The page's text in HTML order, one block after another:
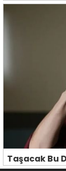
Taşacak Bu